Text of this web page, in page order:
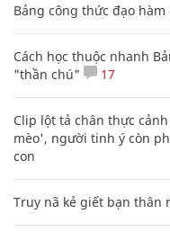
Bảng công thức đạo
Cách học thuộc nhanh
"thần chú"
17
Clip lột tả chân thực
mèo', người tinh ý còn
con
Truy nã kẻ giết bạn thân